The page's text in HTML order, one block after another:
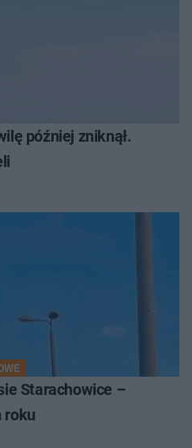
później zniknął.
Starachowice –
roku